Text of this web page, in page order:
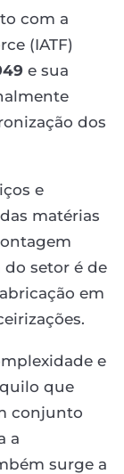
com a
(IATF)
e sua
dos
e
matérias
setor é de
em
e
que
conjunto
a
surge a